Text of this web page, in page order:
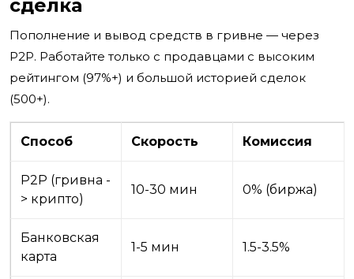
сделка
Пополнение и вывод средств в гривне — через
P2P. Работайте только с продавцами с высоким
рейтингом (97%+) и большой историей сделок
(500+).
Способ Скорость Комиссия
P2P (гривна -
> крипто)
10-30 мин 0% (биржа)
Банковская
карта
1-5 мин 1.5-3.5%